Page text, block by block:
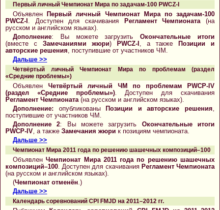
Первый личный Чемпионат Мира по задачам-100 PWCZ-I
ОбъявленПервый личный Чемпионат Мира по задачам-100
PWCZ-I . Доступен для скачивания Регламент Чемпионата (на
русском и английском языках).
Дополнение: Вы можете загрузитьОкончательные итоги
(вместе с Замечаниями жюри) PWCZ-I , а также Позиции и
авторские решения , поступившие от участников ЧМ.
Дальше >>
Четвёртый личный Чемпионат Мира по проблемам (раздел
«Средние проблемы»)
Объявлен Четвёртый личный ЧМ по проблемам PWCP-IV
(раздел «Средние проблемы»). Доступен для скачивания
Регламент Чемпионата (на русском и английском языках).
Дополнение: опубликованыПозиции и авторские решения
поступившие от участников ЧМ.
Дополнение 2: Вы можете загрузить Окончательные итоги
PWCP-IV , а также Замечания жюри к позициям чемпионата.
Дальше >>
Чемпионат Мира 2011 года по решению шашечных композиций–100
ОбъявленЧемпионат Мира 2011 года по решению шашечных
композиций–100 . Доступен для скачивания Регламент Чемпионата
(на русском и английском языках).
(Чемпионат отменён .)
Дальше >>
Календарь соревнований CPI FMJD на 2011–2012 гг.